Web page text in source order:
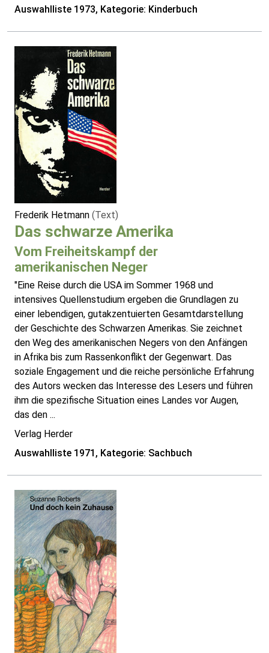
Auswahlliste 1973, Kategorie: Kinderbuch
Frederik Hetmann (Text)
Das schwarze Amerika
Vom Freiheitskampf der
amerikanischen Neger
"Eine Reise durch die USA im Sommer 1968 und
intensives Quellenstudium ergeben die Grundlagen zu
einer lebendigen, gutakzentuierten Gesamtdarstellung
der Geschichte des Schwarzen Amerikas. Sie zeichnet
den Weg des amerikanischen Negers von den Anfängen
in Afrika bis zum Rassenkonflikt der Gegenwart. Das
soziale Engagement und die reiche persönliche Erfahrung
des Autors wecken das Interesse des Lesers und führen
ihm die spezifische Situation eines Landes vor Augen,
das den ...
Verlag Herder
Auswahlliste 1971, Kategorie: Sachbuch